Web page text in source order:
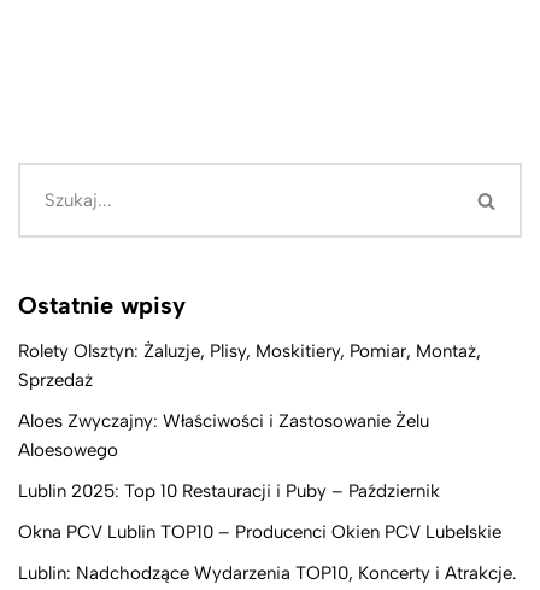
Ostatnie wpisy
Rolety Olsztyn: Żaluzje, Plisy, Moskitiery, Pomiar, Montaż,
Sprzedaż
Aloes Zwyczajny: Właściwości i Zastosowanie Żelu
Aloesowego
Lublin 2025: Top 10 Restauracji i Puby – Październik
Okna PCV Lublin TOP10 – Producenci Okien PCV Lubelskie
Lublin: Nadchodzące Wydarzenia TOP10, Koncerty i Atrakcje.